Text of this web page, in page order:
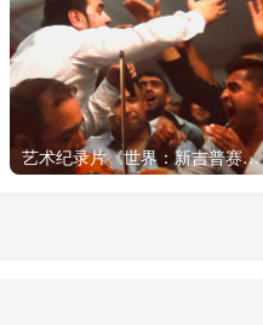
艺术纪录片《世界：新吉普赛之王 This World: The New Gypsy Kings》下载